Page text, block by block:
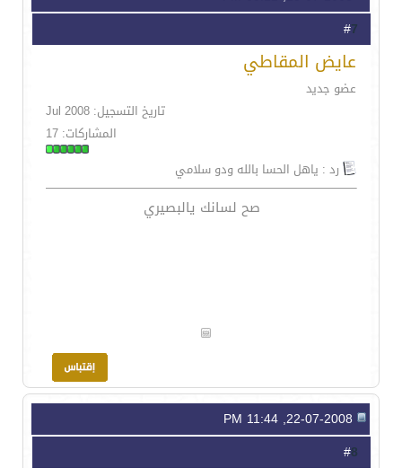
7
عايض المقاطي
عضو جديد
تاريخ التسجيل: Jul 2008
المشاركات: 17
رد : ياهل الحسا بالله ودو سلامي
صح لسانك يالبصيري
8